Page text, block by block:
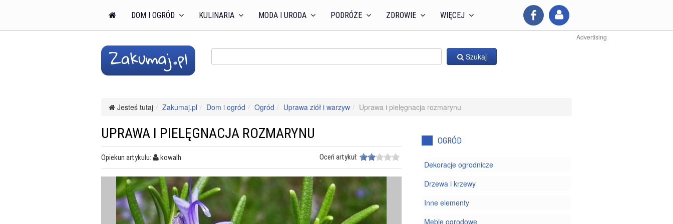
DOM I OGRÓD KULINARIA MODA I URODA PODRÓŻE ZDROWIE WIĘCEJ
Advertising
Szukaj
Jesteś tutaj Zakumaj.pl Dom i ogród Ogród Uprawa ziół i warzyw Uprawa i pielęgnacja rozmarynu
UPRAWA I PIELĘGNACJA ROZMARYNU
Opiekun artykułu: kowalh Oceń artykuł:
OGRÓD
Dekoracje ogrodnicze
Drzewa i krzewy
Inne elementy
Meble ogrodowe